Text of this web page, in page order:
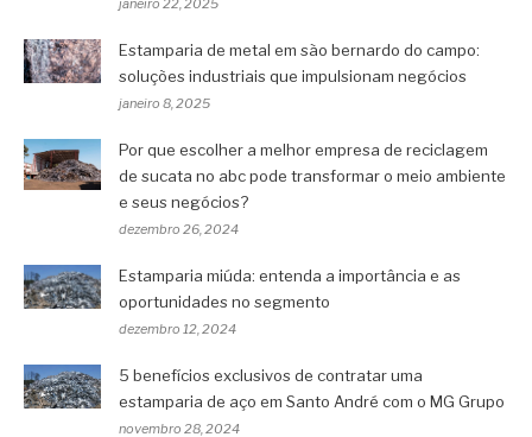
janeiro 22, 2025
Estamparia de metal em são bernardo do campo:
soluções industriais que impulsionam negócios
janeiro 8, 2025
Por que escolher a melhor empresa de reciclagem
de sucata no abc pode transformar o meio ambiente
e seus negócios?
dezembro 26, 2024
Estamparia miúda: entenda a importância e as
oportunidades no segmento
dezembro 12, 2024
5 benefícios exclusivos de contratar uma
estamparia de aço em Santo André com o MG Grupo
novembro 28, 2024